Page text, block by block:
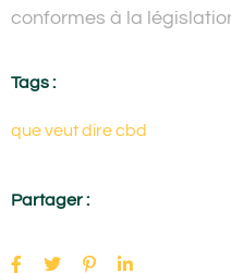
conformes à la
Tags :
que veut dire cbd
Partager :